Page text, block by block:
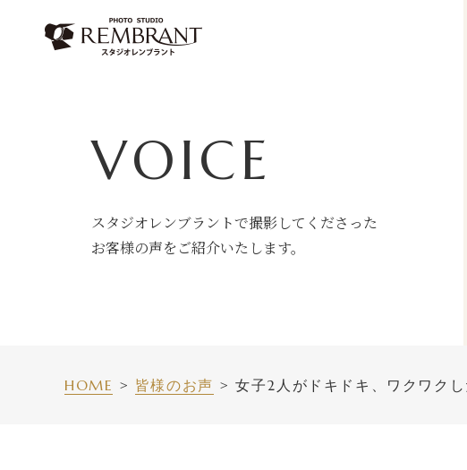
VOICE
スタジオレンブラントで撮影してくださった
お客様の声をご紹介いたします。
HOME 皆様のお声 女子2人がドキドキ、ワクワク